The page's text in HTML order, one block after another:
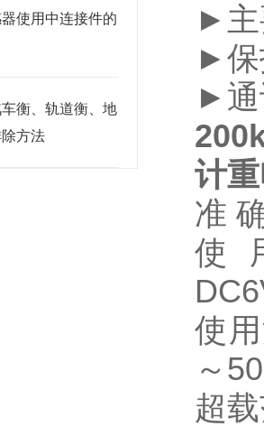
使用中连接件的
衡、轨道衡、地
除方法
►
►
►
计
准
使
使
～
超